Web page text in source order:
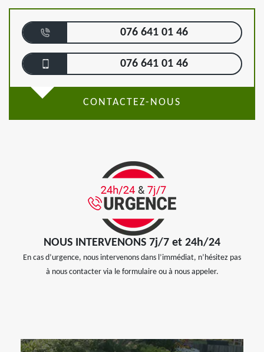
076 641 01 46
076 641 01 46
CONTACTEZ-NOUS
NOUS INTERVENONS 7j/7 et 24h/24
En cas d’urgence, nous intervenons dans l’immédiat, n’hésitez pas
à nous contacter via le formulaire ou à nous appeler.